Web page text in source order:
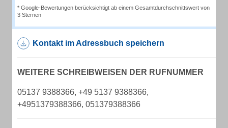
* Google-Bewertungen berücksichtigt ab einem Gesamtdurchschnittswert von
3 Sternen
Kontakt im Adressbuch speichern
WEITERE SCHREIBWEISEN DER RUFNUMMER
05137 9388366, +49 5137 9388366,
+4951379388366, 051379388366